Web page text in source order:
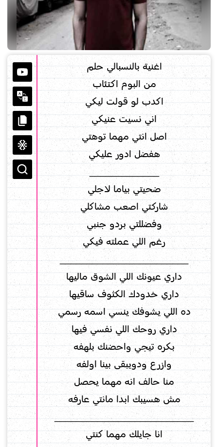
اغنية بالنسبالي حلم
من البوم اكتئاب
اكدب لو قولت ليكي
اني نسيت عنيكي
اصل انتي مهما توهتي
هفضل ادور عليكي
_____________
ضحيتي بياما لاجلي
شاركتي اصعب مشاكلي
وفضللتي بردو جنبي
رغم اللي عملته فيكي
________________________
داري عيونك اللي الشوق ماليها
داري خدودك الكثوف ساقيها
ده اللي يشوفك ينسي اسمه رسمي
داري روحك اللي نفسي فيها
بكره تيجي واحضنك بلهفه
وازرع ودويبقى بينا اولفه
منا حالف انه مهما يحصل
مش هسيبك ابدا مانتي عارفه
__________________________
انا جايلك مهما كنتي